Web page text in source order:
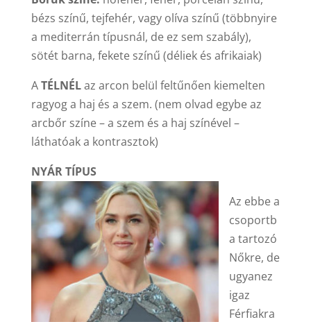
bézs színű, tejfehér, vagy olíva színű (többnyire
a mediterrán típusnál, de ez sem szabály),
sötét barna, fekete színű (déliek és afrikaiak)
ATÉLNÉLaz arcon belül feltűnően kiemelten
ragyog a haj és a szem. (nem olvad egybe az
arcbőr színe – a szem és a haj színével –
láthatóak a kontrasztok)
NYÁR TÍPUS
Az ebbe a
csoportb
a tartozó
Nőkre, de
ugyanez
igaz
Férfiakra